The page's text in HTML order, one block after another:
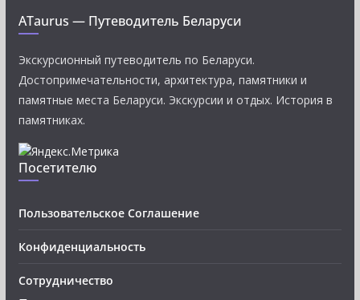
ATaurus — Путеводитель Беларуси
Экскурсионный путеводитель по Беларуси.
Достопримечательности, архитектура, памятники и
памятные места Беларуси. Экскурсии и отдых. История в
памятниках.
Посетителю
Пользовательское Соглашение
Конфиденциальность
Сотрудничество